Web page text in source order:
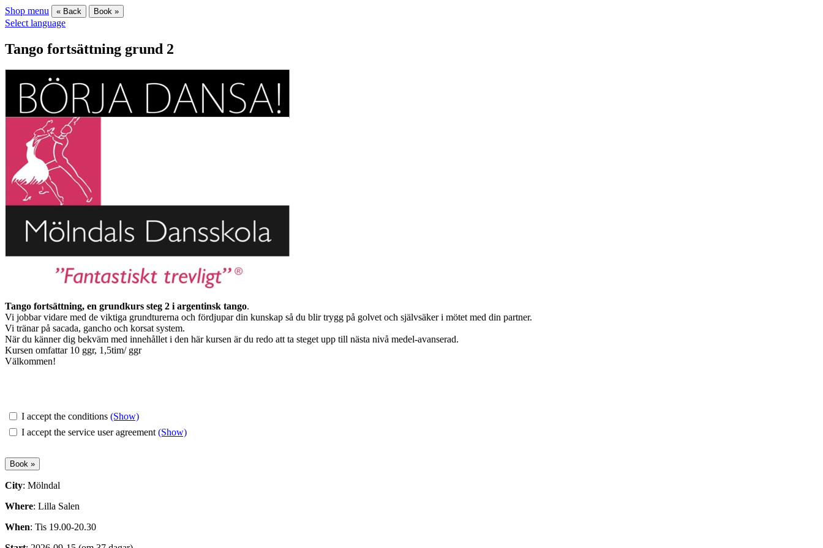
Shop menu « Back Book »
Select language
Tango fortsättning grund 2
Tango fortsättning, en grundkurs steg 2 i argentinsk tango.
Vi jobbar vidare med de viktiga grundturerna och fördjupar din kunskap så du blir trygg på golvet och självsäker i mötet med din partner.
Vi tränar på sacada, gancho och korsat system.
När du känner dig bekväm med innehållet i den här kursen är du redo att ta steget upp till nästa nivå medel-avanserad.
Kursen omfattar 10 ggr, 1,5tim/ ggr
Välkommen!
I accept the conditions (Show)
I accept the service user agreement (Show)
City: Mölndal
Where: Lilla Salen
When: Tis 19.00-20.30